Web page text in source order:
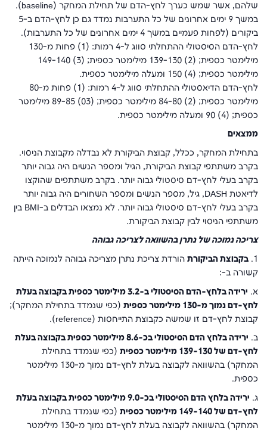
שלהם, אשר שמש כערך לחץ-הדם של תחילת המחקר (baseline
).
במשך 9 ימים אחרונים של כל התערבות נמדד גם כן לחץ-הדם ב-5
ביקורים (לפחות פעמיים במשך 4 ימים אחרונים של כל התערבות).
לחץ-הדם הסיסטולי ההתחלתי סווג ל-4 רמות: (1) פחות מ-130
מילימטר כספית; (2) 139-130 מילימטר כספית; (3) 149-140
מילימטר כספית; (4) 150 ומעלה מילימטר כספית.
לחץ-הדם הדיאסטולי ההתחלתי סווג ל-4 רמות: (1) פחות מ-80
מילימטר כספית; (2) 84-80 מילימטר כספית; (03) 89-85 מילימטר
כספית; (4) 90 ומעלה מילימטר כספית.
ממצאים
בתחילת המחקר, ככלל, קבוצת הביקורת לא נבדלה מקבוצת הניסוי.
בקרב משתתפי קבוצת הביקורת, הגיל ומספר הנשים היה גבוה יותר
בקרב בעלי לחץ-דם סיסטולי גבוה יותר. בקרב משתתפים שהוקצו
לדיאטת DASH, גיל, מספר הנשים ומספר השחורים היה גבוה יותר
בקרב בעלי לחץ-דם סיסטולי גבוה יותר. לא נמצאו הבדלים ב- BMI בין
משתתפי הניסוי לבין קבוצת הביקורת.
צריכה נמוכה של נתרן בהשוואה לצריכה גבוהה
1.
בקבוצת הביקורת הורדת צריכת נתרן מצריכה גבוהה לנמוכה הייתה
קשורה ב-:
א.
ירידה בלחץ-הדם הסיסטולי ב-3.2 מילימטר כספית בקבוצה בעלת
לחץ-דם נמוך מ-130 מילימטר כספית
(כפי שנמדד בתחילת המחקר);
קבוצת לחץ-דם זו שמשה כקבוצת התייחסות (reference).
ב.
ירידה בלחץ הדם הסיסטולי בכ-8.6 מילימטר כספית בקבוצה בעלת
לחץ-דם של 139-130 מילימטר כספית
(כפי שנמדד בתחילת
המחקר) בהשוואה לקבוצה בעלת לחץ-דם נמוך מ-130 מילימטר
כספית.
ג.
ירידה בלחץ הדם הסיסטולי בכ-9.0 מילימטר כספית בקבוצה בעלת
לחץ-דם של 149-140 מילימטר כספית
(כפי שנמדד בתחילת
המחקר) בהשוואה לקבוצה בעלת לחץ-דם נמוך מ-130 מילימטר